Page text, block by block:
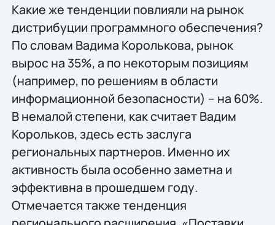
Какие же тенденции повлияли на рынок
дистрибуции программного обеспечения?
По словам Вадима Королькова, рынок
вырос на 35%, а по некоторым позициям
(например, по решениям в области
информационной безопасности) – на 60%.
В немалой степени, как считает Вадим
Корольков, здесь есть заслуга
региональных партнеров. Именно их
активность была особенно заметна и
эффективна в прошедшем году.
Отмечается также тенденция